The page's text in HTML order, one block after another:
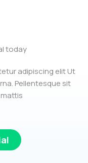
today
adipiscing elit Ut
Pellentesque sit